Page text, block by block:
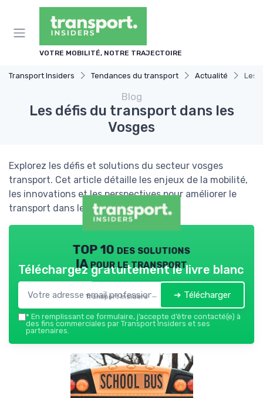
VOTRE MOBILITÉ, NOTRE TRAJECTOIRE
Transport Insiders Tendances du transport Actualité Les
Blog
Les défis du transport dans les
Vosges
Explorez les défis et solutions du secteur vosges
transport. Cet article détaille les enjeux de la mobilité,
les innovations et les perspectives pour améliorer le
transport dans les Vosges.
TOP 10 des solutions
IA pour le transport
Transport Insiders — 2026
Téléchargez gratuitement le livre blanc
➔ Télécharger
* En remplissant ce formulaire, j’accepte d’être contacté(e) à
des fins commerciales par Transport Insiders et ses
partenaires.
Panneau de gestion des cookies